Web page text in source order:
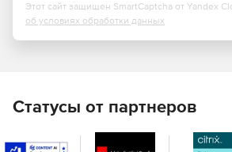
Этот сайт защищен SmartCaptcha от Yandex
об условиях обработки данных
Статусы от партнеров